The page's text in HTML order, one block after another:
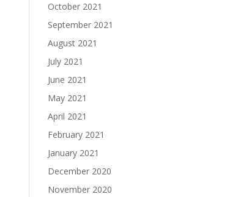
October 2021
September 2021
August 2021
July 2021
June 2021
May 2021
April 2021
February 2021
January 2021
December 2020
November 2020